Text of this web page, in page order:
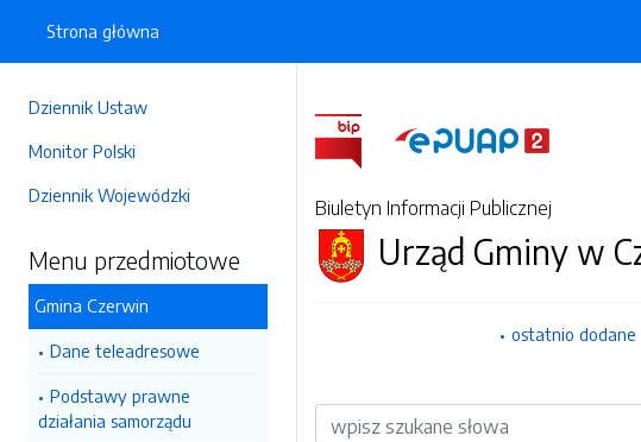
Dziennik Ustaw
Monitor Polski
Dziennik Wojewódzki
Menu przedmiotowe
Gmina Czerwin
Dane teleadresowe
Podstawy prawne
działania samorządu
Strona główna
Biuletyn Informacji Publicznej
Urząd Gminy w
ostatnio dodane
Wyszukiwarka